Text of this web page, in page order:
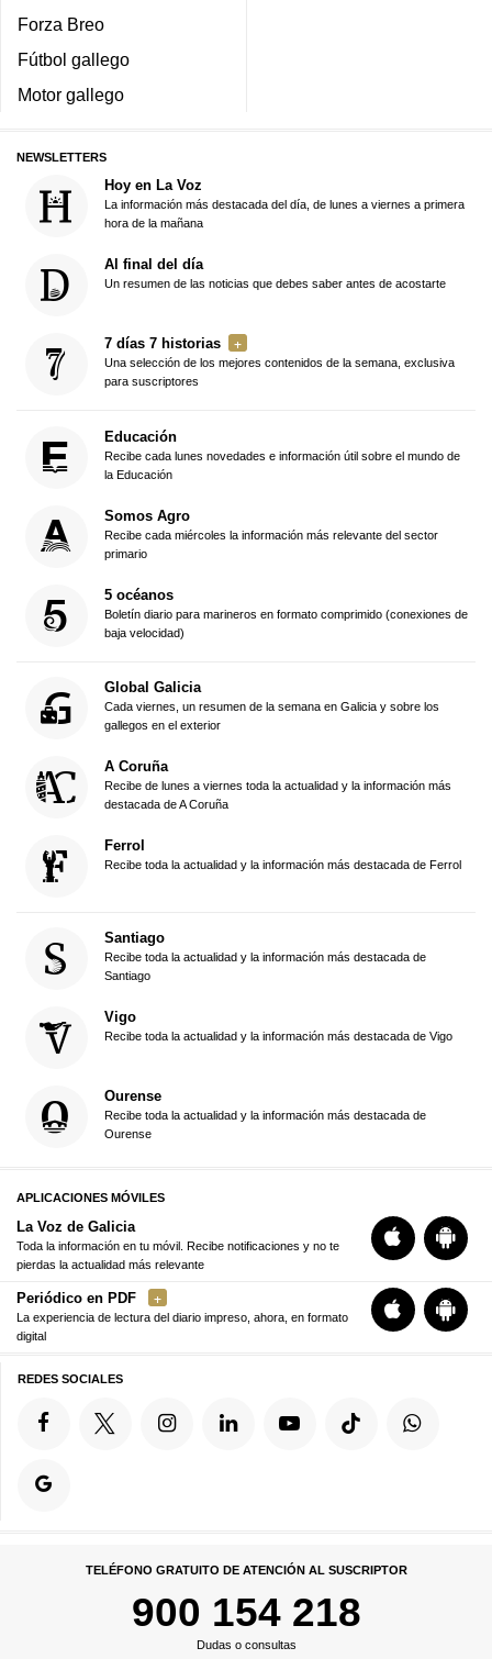
Forza Breo
Fútbol gallego
Motor gallego
NEWSLETTERS
Hoy en La Voz
La información más destacada del día, de lunes a viernes a primera
hora de la mañana
Al final del día
Un resumen de las noticias que debes saber antes de acostarte
7 días 7 historias
Una selección de los mejores contenidos de la semana, exclusiva
para suscriptores
Educación
Recibe cada lunes novedades e información útil sobre el mundo de
la Educación
Somos Agro
Recibe cada miércoles la información más relevante del sector
primario
5 océanos
Boletín diario para marineros en formato comprimido (conexiones de
baja velocidad)
Global Galicia
Cada viernes, un resumen de la semana en Galicia y sobre los
gallegos en el exterior
A Coruña
Recibe de lunes a viernes toda la actualidad y la información más
destacada de A Coruña
Ferrol
Recibe toda la actualidad y la información más destacada de Ferrol
Santiago
Recibe toda la actualidad y la información más destacada de
Santiago
Vigo
Recibe toda la actualidad y la información más destacada de Vigo
Ourense
Recibe toda la actualidad y la información más destacada de
Ourense
APLICACIONES MÓVILES
La Voz de Galicia
Toda la información en tu móvil. Recibe notificaciones y no te
pierdas la actualidad más relevante
Periódico en PDF
La experiencia de lectura del diario impreso, ahora, en formato
digital
REDES SOCIALES
TELÉFONO GRATUITO DE ATENCIÓN AL SUSCRIPTOR
900 154 218
Dudas o consultas